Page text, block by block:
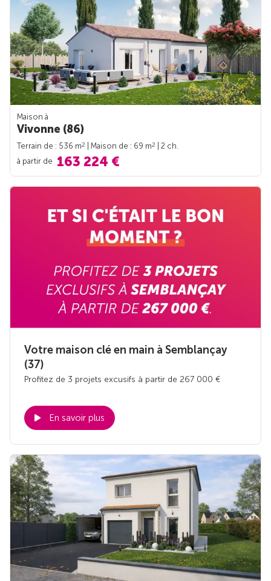
Maison à
Vivonne (86)
Terrain de : 536 m2 | Maison de : 69 m2
| 2 ch.
à partir de 163 224 €
Votre maison clé en main à Semblançay
(37)
Profitez de 3 projets excusifs à partir de 267 000 €
En savoir plus